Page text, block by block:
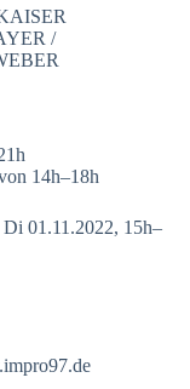
/
14h–18h
01.11.2022, 15h–